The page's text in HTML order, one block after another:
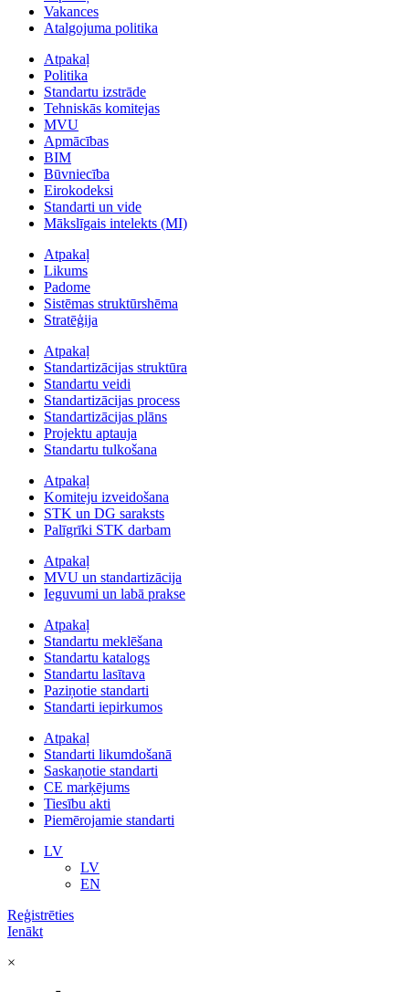
Vakances
Atalgojuma politika
Atpakaļ
Politika
Standartu izstrāde
Tehniskās komitejas
MVU
Apmācības
BIM
Būvniecība
Eirokodeksi
Standarti un vide
Mākslīgais intelekts (MI)
Atpakaļ
Likums
Padome
Sistēmas struktūrshēma
Stratēģija
Atpakaļ
Standartizācijas struktūra
Standartu veidi
Standartizācijas process
Standartizācijas plāns
Projektu aptauja
Standartu tulkošana
Atpakaļ
Komiteju izveidošana
STK un DG saraksts
Palīgrīki STK darbam
Atpakaļ
MVU un standartizācija
Ieguvumi un labā prakse
Atpakaļ
Standartu meklēšana
Standartu katalogs
Standartu lasītava
Paziņotie standarti
Standarti iepirkumos
Atpakaļ
Standarti likumdošanā
Saskaņotie standarti
CE marķējums
Tiesību akti
Piemērojamie standarti
LV
LV
EN
Reģistrēties
Ienākt
×